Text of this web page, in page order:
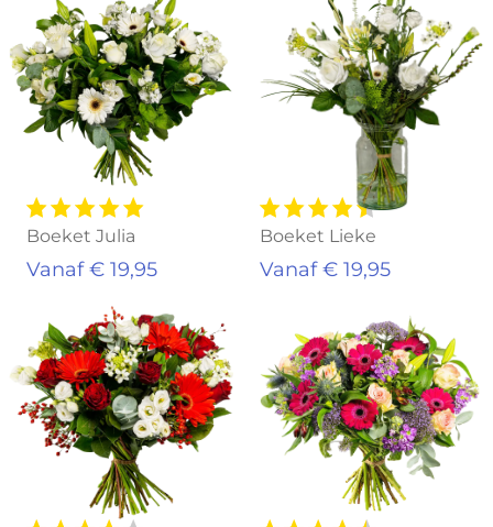
Boeket Julia
Vanaf € 19,95
Boeket Lieke
Vanaf € 19,95